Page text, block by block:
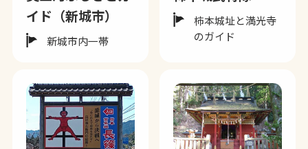
イド（新城市）
新城市内一帯
柿本城址と満光寺
のガイド